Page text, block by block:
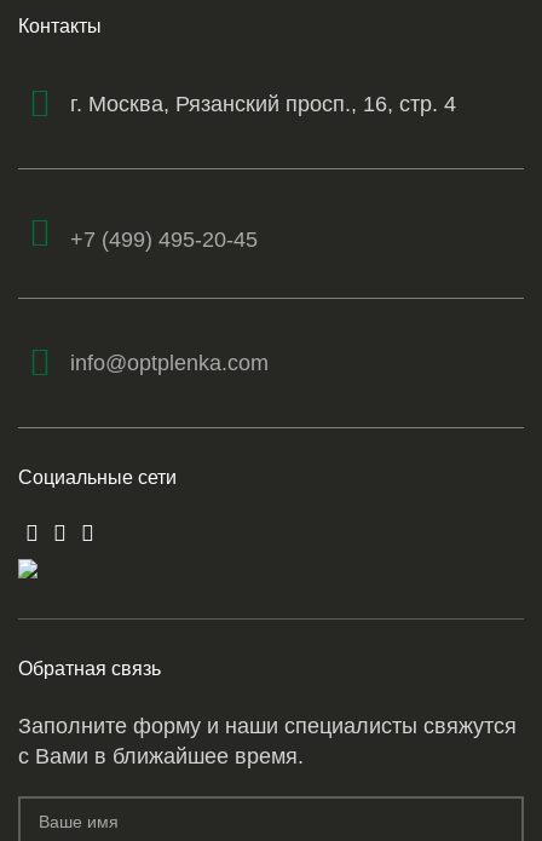
Контакты
г. Москва, Рязанский просп., 16, стр. 4
+7 (499) 495-20-45
info@optplenka.com
Социальные сети
Обратная связь
Заполните форму и наши специалисты свяжутся
с Вами в ближайшее время.